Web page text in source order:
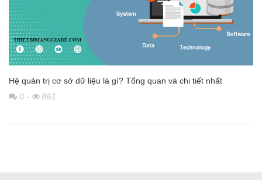
Hệ quản trị cơ sở dữ liệu là gì? Tổng quan và chi tiết nhất
0 - 861